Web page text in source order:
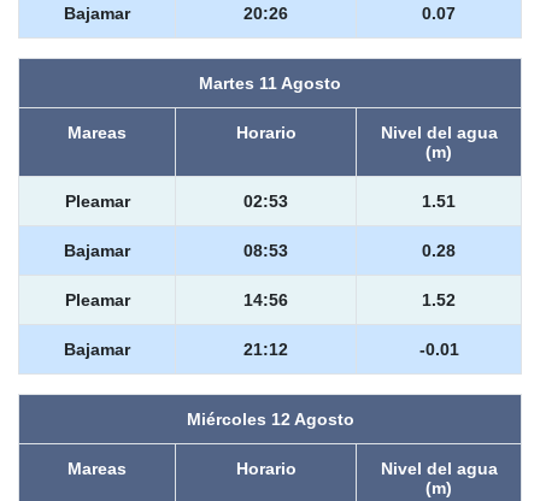
Bajamar 20:26 0.07
Martes 11 Agosto
Mareas Horario
Nivel del agua
(m)
Pleamar 02:53 1.51
Bajamar 08:53 0.28
Pleamar 14:56 1.52
Bajamar 21:12 -0.01
Miércoles 12 Agosto
Mareas Horario
Nivel del agua
(m)